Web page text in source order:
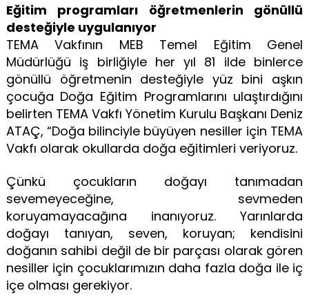
Eğitim programları öğretmenlerin gönüllü
desteğiyle uygulanıyor
TEMA Vakfının MEB Temel Eğitim Genel
Müdürlüğü iş birliğiyle her yıl 81 ilde binlerce
gönüllü öğretmenin desteğiyle yüz bini aşkın
çocuğa Doğa Eğitim Programlarını ulaştırdığını
belirten TEMA Vakfı Yönetim Kurulu Başkanı Deniz
ATAÇ, “Doğa bilinciyle büyüyen nesiller için TEMA
Vakfı olarak okullarda doğa eğitimleri veriyoruz.
Çünkü çocukların doğayı tanımadan
sevemeyeceğine, sevmeden
koruyamayacağına inanıyoruz. Yarınlarda
doğayı tanıyan, seven, koruyan; kendisini
doğanın sahibi değil de bir parçası olarak gören
nesiller için çocuklarımızın daha fazla doğa ile iç
içe olması gerekiyor.